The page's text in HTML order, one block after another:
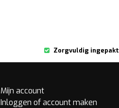
Zorgvuldig ingepakt
Mijn account
Inloggen of account maken